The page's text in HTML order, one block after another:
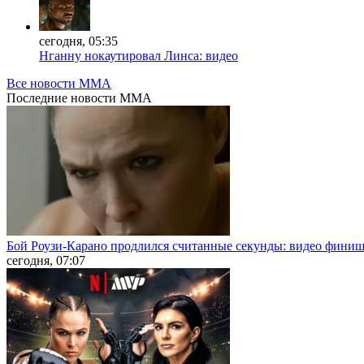
сегодня, 05:35
Нганну нокаутировал Линса: видео
Все новости MMA
Последние новости MMA
Бой Роузи-Карано продлился считанные секунды: видео
сегодня, 07:07